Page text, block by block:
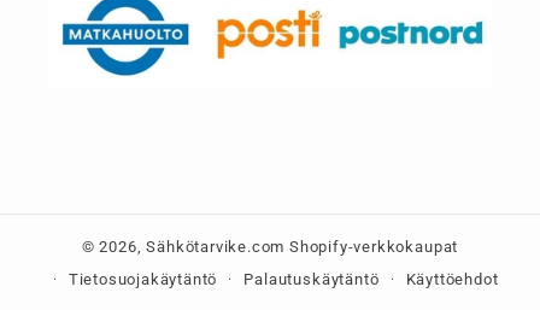
© 2026,Sähkötarvike.com Shopify-verkkokaupat
Tietosuojakäytäntö
Palautuskäytäntö Käyttöehdot